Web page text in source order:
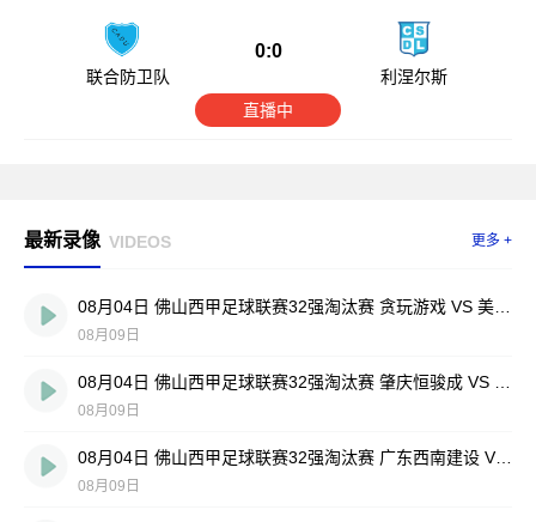
联合防卫队
0:0
利涅尔斯
直播中
最新录像 VIDEOS 更多 +
08月09日
08月09日
08月04日 佛山西甲足球联赛32强淘汰赛 广东西南建设 VS 香港圣徒 全场录像
08月09日